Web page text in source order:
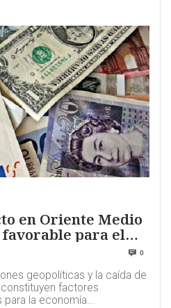
en Oriente Medio
para el
0
geopolíticas y la caída de
factores
la economía...